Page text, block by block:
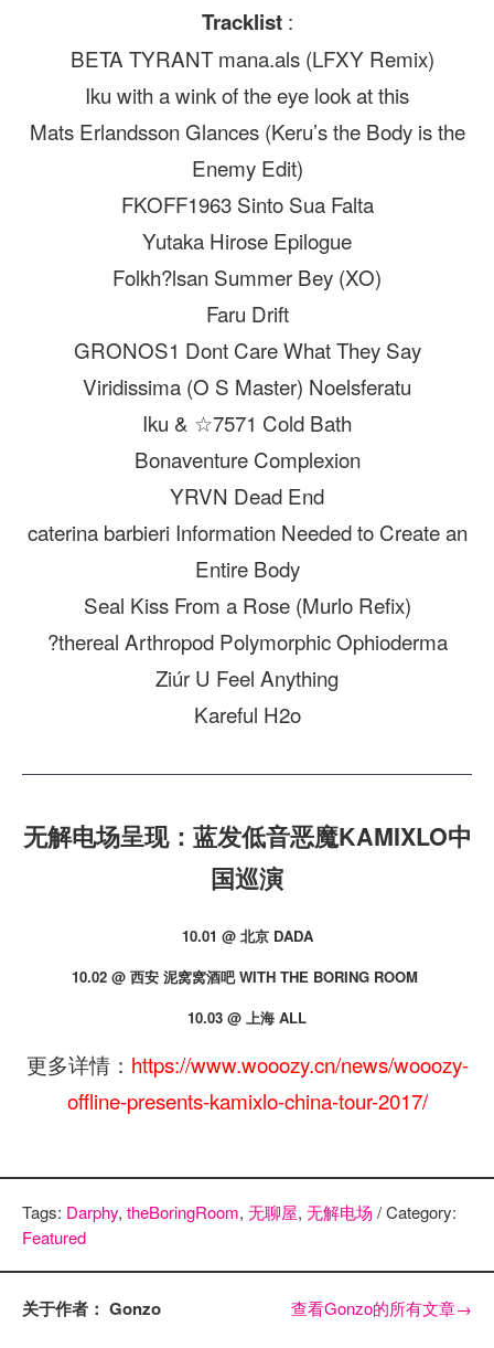
Tracklist:
BETA TYRANT mana.als (LFXY Remix)
Iku with a wink of the eye look at this
Mats Erlandsson Glances (Keru’s the Body is the
Enemy Edit)
FKOFF1963 Sinto Sua Falta
Yutaka Hirose Epilogue
Folkh?lsan Summer Bey (XO)
Faru Drift
GRONOS1 Dont Care What They Say
Viridissima (O S Master) Noelsferatu
Iku & ☆7571 Cold Bath
Bonaventure Complexion
YRVN Dead End
caterina barbieri Information Needed to Create an
Entire Body
Seal Kiss From a Rose (Murlo Refix)
?thereal Arthropod Polymorphic Ophioderma
Ziúr U Feel Anything
Kareful H2o
无解电场呈现：蓝发低音恶魔KAMIXLO中
国巡演
10.01 @ 北京 DADA
10.02 @ 西安 泥窝窝酒吧 WITH THE BORING ROOM
10.03 @ 上海 ALL
更多详情： https://www.wooozy.cn/news/wooozy-
offline-presents-kamixlo-china-tour-2017/
Tags: Darphy, theBoringRoom, 无聊屋, 无解电场 / Category:
Featured
关于作者： Gonzo 查看Gonzo的所有文章→